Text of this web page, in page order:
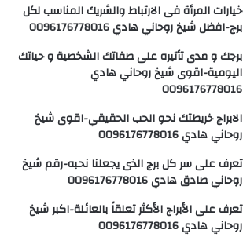
خيارات المرأة فى الارتباط والشريك المناسب لكل
برج-افضل شيخ روحاني هادي 0096176778016
برجك و مدى تأتيره على صفاتك الشخصية و حياتك
اليومية-اقوى شيخ روحاني هادي
0096176778016
الابراج خريطتك نحو الحب الحقيقي-اقوى شيخ
روحاني هادي 0096176778016
تعرف على سر كل برج الذى يجعلنا نحبه-رقم شيخ
روحاني صادق هادي 0096176778016
تعرف على الأبراج الأكثر تعلقاً بالعائلة-اكبر شيخ
روحاني هادي 0096176778016